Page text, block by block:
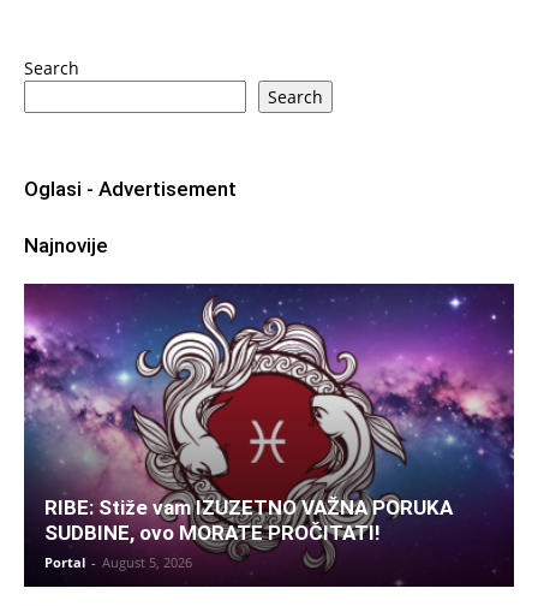
Search
Search
Oglasi - Advertisement
Najnovije
RIBE: Stiže vam IZUZETNO VAŽNA PORUKA
SUDBINE, ovo MORATE PROČITATI!
Portal - August 5, 2026